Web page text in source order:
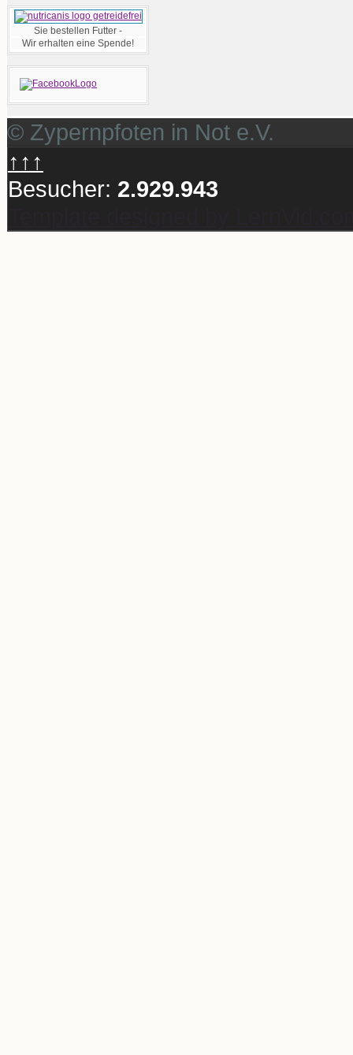
Sie bestellen Futter -
Wir erhalten eine Spende!
© Zypernpfoten in Not e.V.
↑↑↑
Besucher: 2.929.943